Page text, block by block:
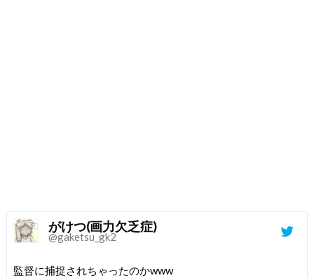
がけつ(画力欠乏症)
@gaketsu_gk2
監督に捕捉されちゃったのかwww